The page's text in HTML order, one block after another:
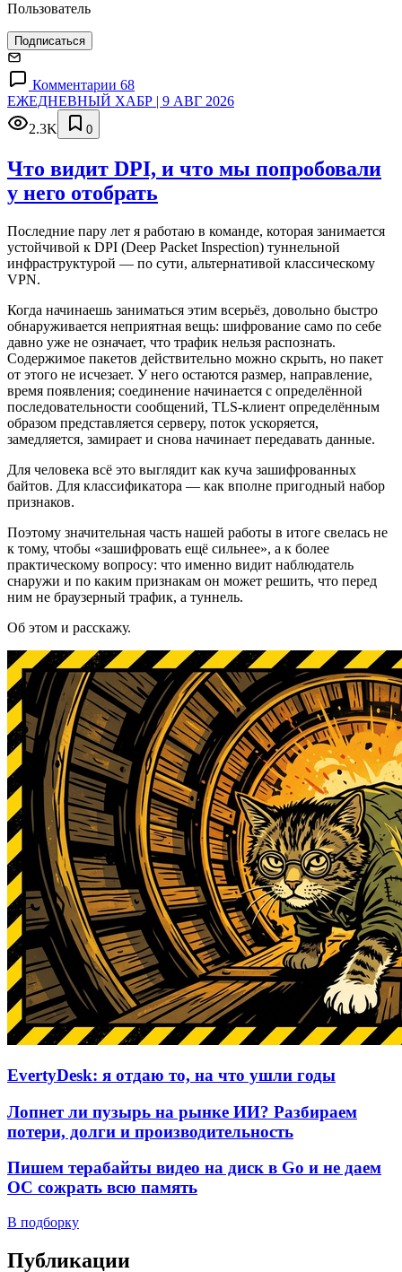
Пользователь
Подписаться
Комментарии 68
ЕЖЕДНЕВНЫЙ ХАБР | 9 АВГ 2026
2.3K
0
Что видит DPI, и что мы попробовали
у него отобрать
Последние пару лет я работаю в команде, которая занимается
устойчивой к DPI (Deep Packet Inspection) туннельной
инфраструктурой — по сути, альтернативой классическому
VPN.
Когда начинаешь заниматься этим всерьёз, довольно быстро
обнаруживается неприятная вещь: шифрование само по себе
давно уже не означает, что трафик нельзя распознать.
Содержимое пакетов действительно можно скрыть, но пакет
от этого не исчезает. У него остаются размер, направление,
время появления; соединение начинается с определённой
последовательности сообщений, TLS-клиент определённым
образом представляется серверу, поток ускоряется,
замедляется, замирает и снова начинает передавать данные.
Для человека всё это выглядит как куча зашифрованных
байтов. Для классификатора — как вполне пригодный набор
признаков.
Поэтому значительная часть нашей работы в итоге свелась не
к тому, чтобы «зашифровать ещё сильнее», а к более
практическому вопросу: что именно видит наблюдатель
снаружи и по каким признакам он может решить, что перед
ним не браузерный трафик, а туннель.
Об этом и расскажу.
EvertyDesk: я отдаю то, на что ушли годы
Лопнет ли пузырь на рынке ИИ? Разбираем
потери, долги и производительность
Пишем терабайты видео на диск в Go и не даем
ОС сожрать всю память
В подборку
Публикации